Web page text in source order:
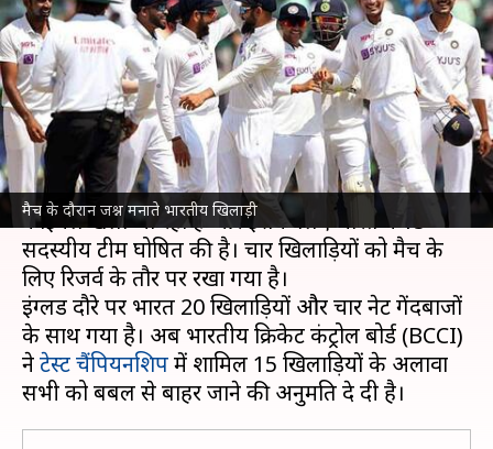
मैच के दौरान जश्न मनाते भारतीय खिलाड़ी
बाहर जा सकेंगे अन्य खिलाड़ी, BCCI
ने दी छूट
लेखन Neeraj Pandey Jun 20, 2021 01:23 pm
क्या है खबर?
भारत और न्यूजीलैंड के बीच विश्व टेस्ट चैंपियनशिप
फाइनल खेला जा रहा है और इसके लिए भारत ने 15
सदस्यीय टीम घोषित की है। चार खिलाड़ियों को मैच के
लिए रिजर्व के तौर पर रखा गया है।
इंग्लैंड दौरे पर भारत 20 खिलाड़ियों और चार नेट गेंदबाजों
के साथ गया है। अब भारतीय क्रिकेट कंट्रोल बोर्ड (BCCI)
नेटेस्ट चैंपियनशिपमें शामिल 15 खिलाड़ियों के अलावा